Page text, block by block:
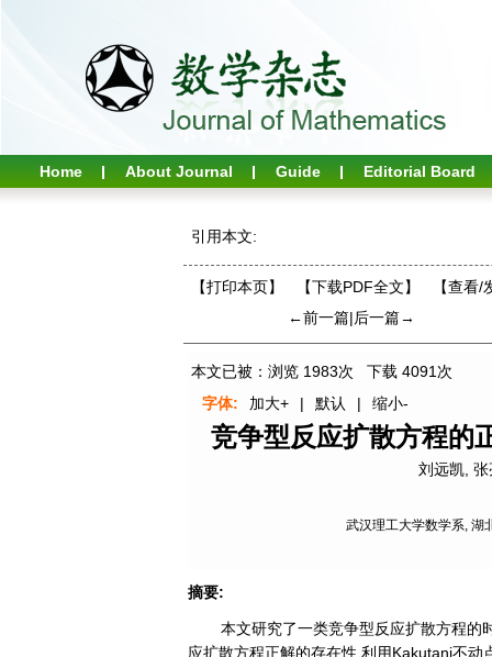
Home About Journal Guide Editorial Board
引用本文:
【打印本页】 【下载PDF全文】 【查看/
←前一篇|后一篇→
本文已被：浏览 1983次 下载 4091 次
字体:
加大+ | 默认 | 缩小-
竞争型反应扩散方程的
刘远凯, 张
武汉理工大学数学系, 湖
摘要:
本文研究了一类竞争型反应扩散方程的
应扩散方程正解的存在性.利用Kakutani不